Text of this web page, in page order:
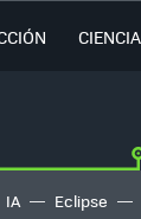
CIENCIA
IA Eclipse